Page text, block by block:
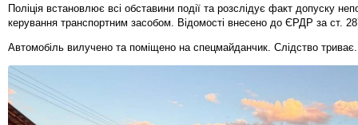
Поліція встановлює всі обставини події та розслідує факт допуску
керування транспортним засобом. Відомості внесено до ЄРДР за ст.
Автомобіль вилучено та поміщено на спецмайданчик. Слідство триває.